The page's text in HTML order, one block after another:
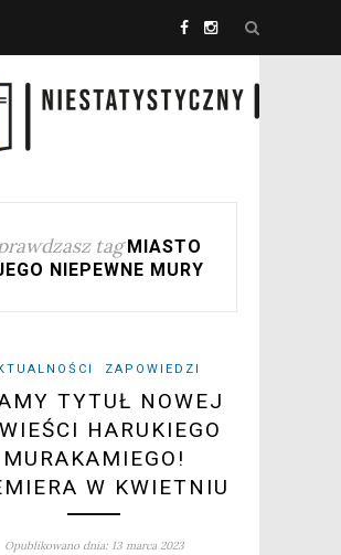
tag MIASTO
JEGO NIEPEWNE MURY
ZAPOWIEDZI
TYTUŁ NOWEJ
HARUKIEGO
MURAKAMIEGO!
W KWIETNIU
Opublikowano dnia: 13 marca 2023